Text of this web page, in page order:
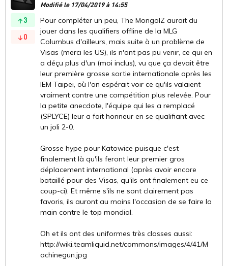
3
0
Modifié le 17/04/2019 à 14:55
Pour compléter un peu, The MongolZ aurait du
jouer dans les qualifiers offline de la MLG
Columbus d'ailleurs, mais suite à un problème de
Visas (merci les US), ils n'ont pas pu venir, ce qui en
a déçu plus d'un (moi inclus), vu que ça devait être
leur première grosse sortie internationale après les
IEM Taipei, où l'on espérait voir ce qu'ils valaient
vraiment contre une compétition plus relevée. Pour
la petite anecdote, l'équipe qui les a remplacé
(SPLYCE) leur a fait honneur en se qualifiant avec
un joli 2-0.
Grosse hype pour Katowice puisque c'est
finalement là qu'ils feront leur premier gros
déplacement international (après avoir encore
bataillé pour des Visas, qu'ils ont finalement eu ce
coup-ci). Et même s'ils ne sont clairement pas
favoris, ils auront au moins l'occasion de se faire la
main contre le top mondial.
Oh et ils ont des uniformes très classes aussi:
http://wiki.teamliquid.net/commons/images/4/41/M
achinegun.jpg